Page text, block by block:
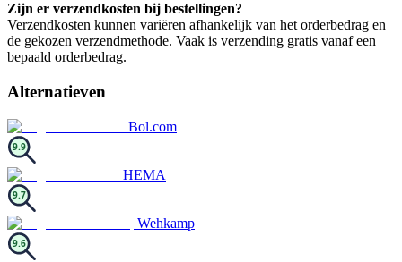
Zijn er verzendkosten bij bestellingen?
Verzendkosten kunnen variëren afhankelijk van het orderbedrag en
de gekozen verzendmethode. Vaak is verzending gratis vanaf een
bepaald orderbedrag.
Alternatieven
Bol.com
9.9
HEMA
9.7
Wehkamp
9.6